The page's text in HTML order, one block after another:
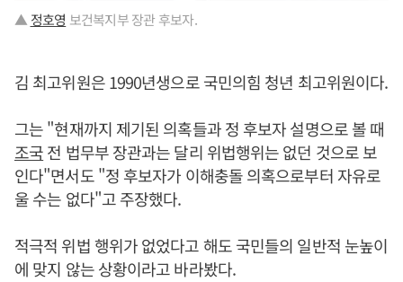
▲ 정호영 보건복지부 장관 후보자.
김 최고위원은 1990년생으로 국민의힘 청년 최고위원이다.
그는 "현재까지 제기된 의혹들과 정 후보자 설명으로 볼 때
조국전 법무부 장관과는 달리 위법행위는 없던 것으로 보
인다"면서도 "정 후보자가 이해충돌 의혹으로부터 자유로
울 수는 없다"고 주장했다.
적극적 위법 행위가 없었다고 해도 국민들의 일반적 눈높이
에 맞지 않는 상황이라고 바라봤다.